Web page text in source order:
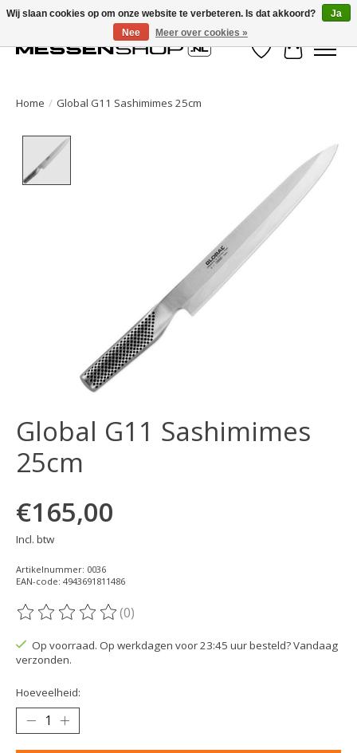
Verlanglijst
Home / Global G11 Sashimimes 25cm
Global G11 Sashimimes
25cm
€165,00
Incl. btw
Artikelnummer: 0036
EAN-code: 4943691811486
De beoordeling van dit product is
(0)
Op voorraad. Op werkdagen voor 23:45 uur besteld? Vandaag
verzonden.
Hoeveelheid:
Wij slaan cookies op om onze website te verbeteren. Is dat akkoord?
Ja
Nee
Meer over cookies »